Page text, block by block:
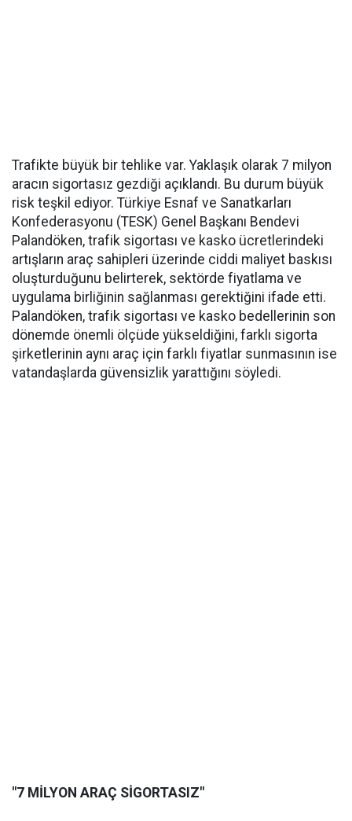
Trafikte büyük bir tehlike var. Yaklaşık olarak 7 milyon
aracın sigortasız gezdiği açıklandı. Bu durum büyük
risk teşkil ediyor. Türkiye Esnaf ve Sanatkarları
Konfederasyonu (TESK) Genel Başkanı Bendevi
Palandöken, trafik sigortası ve kasko ücretlerindeki
artışların araç sahipleri üzerinde ciddi maliyet baskısı
oluşturduğunu belirterek, sektörde fiyatlama ve
uygulama birliğinin sağlanması gerektiğini ifade etti.
Palandöken, trafik sigortası ve kasko bedellerinin son
dönemde önemli ölçüde yükseldiğini, farklı sigorta
şirketlerinin aynı araç için farklı fiyatlar sunmasının ise
vatandaşlarda güvensizlik yarattığını söyledi.
"7 MİLYON ARAÇ SİGORTASIZ"